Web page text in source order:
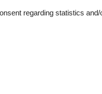
regarding statistics